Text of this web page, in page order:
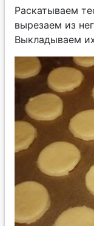
Раскатываем
вырезаем из
Выкладываем